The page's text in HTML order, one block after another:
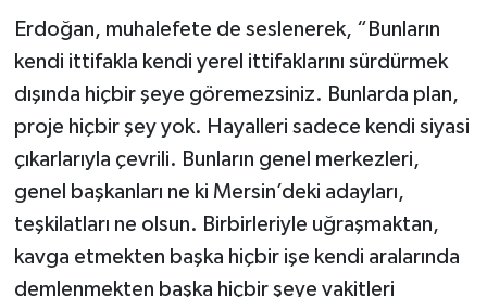
Erdoğan, muhalefete de seslenerek, “Bunların
kendi ittifakla kendi yerel ittifaklarını sürdürmek
dışında hiçbir şeye göremezsiniz. Bunlarda plan,
proje hiçbir şey yok. Hayalleri sadece kendi siyasi
çıkarlarıyla çevrili. Bunların genel merkezleri,
genel başkanları ne ki Mersin’deki adayları,
teşkilatları ne olsun. Birbirleriyle uğraşmaktan,
kavga etmekten başka hiçbir işe kendi aralarında
demlenmekten başka hiçbir şeye vakitleri